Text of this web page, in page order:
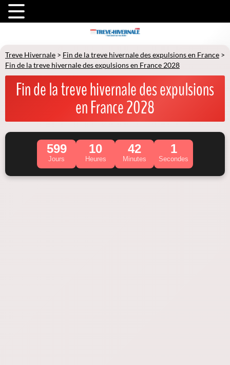
Treve Hivernale > Fin de la treve hivernale des expulsions en France >
Fin de la treve hivernale des expulsions en France 2028
Fin de la treve hivernale des expulsions
en France 2028
599
Jours
10
Heures
42
Minutes
1
Secondes